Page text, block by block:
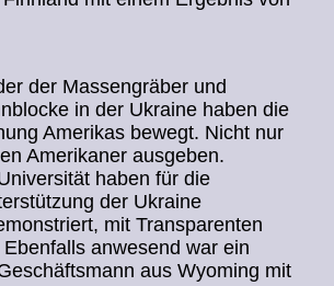
der Massengräber und
in der Ukraine haben die
Amerikas bewegt. Nicht nur
Amerikaner ausgeben.
haben für die
der Ukraine
mit Transparenten
Ebenfalls anwesend war ein
aus Wyoming mit